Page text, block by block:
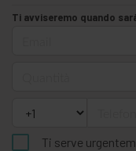
Ti avviseremo quando
Ti serve